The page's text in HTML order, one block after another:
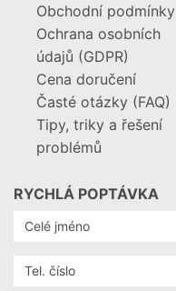
Obchodní podmínky
Ochrana osobních
údajů (GDPR)
Cena doručení
Časté otázky (FAQ)
Tipy, triky a řešení
problémů
RYCHLÁ POPTÁVKA